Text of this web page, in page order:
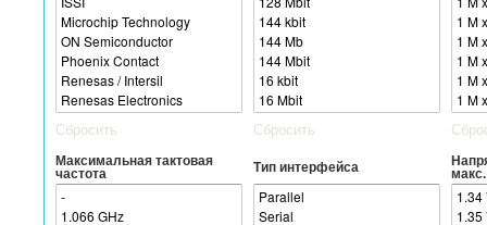
Сбросить Сбросить
Максимальная тактовая
частота
Тип интерфейса
макс.